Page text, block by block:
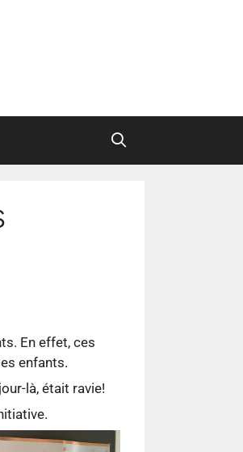
En effet, ces
enfants.
là, était ravie!